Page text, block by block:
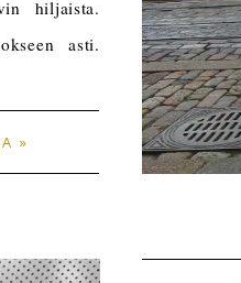
hiljaista.
asti.
»